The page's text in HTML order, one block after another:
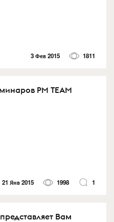
3 Фев 2015 1811
PM TEAM
21 Янв 2015 1998 1
Вам